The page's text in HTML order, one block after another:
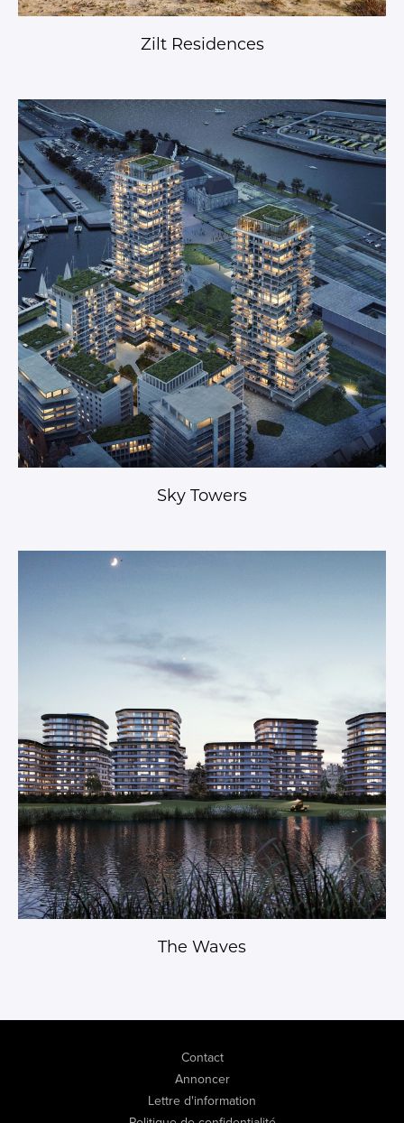
Zilt Residences
Sky Towers
The Waves
Contact
Annoncer
Lettre d'information